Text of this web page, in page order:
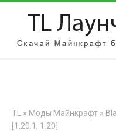
АВТОРИЗАЦИЯ НА
TL » Моды Майнкрафт »
[1.20.1, 1.20]